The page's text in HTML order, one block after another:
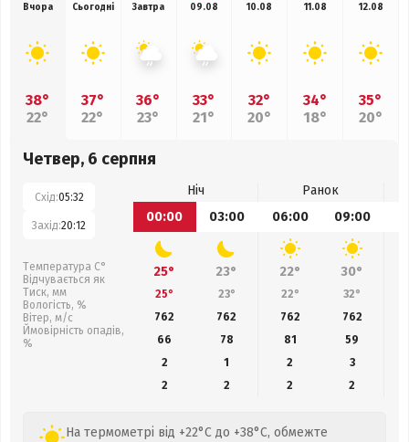
Вчора
38°
22°
Сьогодні
37°
22°
Завтра
36°
23°
09.08
33°
21°
10.08
32°
20°
11.08
34°
18°
12.08
35°
20°
Четвер, 6 серпня
Схід:05:32
Захід:20:12
Температура С°
Відчувається як
Тиск, мм
Вологість, %
Вітер, м/с
Ймовірність опадів,
%
Ніч
Ранок
00:00
03:00 06:00 09:00
25° 23° 22° 30°
25° 23° 22° 32°
762
762 762 762
66
78 81 59
2
1 2
3
2
2 2 2
На термометрі від +22°C до +38°C, обмежте